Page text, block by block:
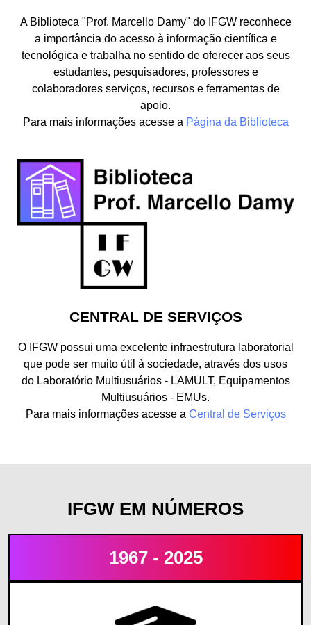
A Biblioteca "Prof. Marcello Damy" do IFGW reconhece
a importância do acesso à informação científica e
tecnológica e trabalha no sentido de oferecer aos seus
estudantes, pesquisadores, professores e
colaboradores serviços, recursos e ferramentas de
apoio.
Para mais informações acesse a Página da Biblioteca
CENTRAL DE SERVIÇOS
O IFGW possui uma excelente infraestrutura laboratorial
que pode ser muito útil à sociedade, através dos usos
do Laboratório Multiusuários - LAMULT, Equipamentos
Multiusuários - EMUs.
Para mais informações acesse a Central de Serviços
IFGW EM NÚMEROS
1967 - 2025